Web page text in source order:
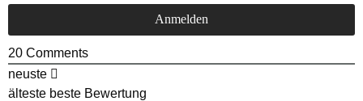
20 Comments
neuste
älteste beste Bewertung